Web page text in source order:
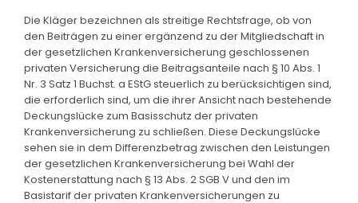
Die Kläger bezeichnen als streitige Rechtsfrage, ob von
den Beiträgen zu einer ergänzend zu der Mitgliedschaft in
der gesetzlichen Krankenversicherung geschlossenen
privaten Versicherung die Beitragsanteile nach § 10 Abs. 1
Nr. 3 Satz 1 Buchst. a EStG steuerlich zu berücksichtigen sind,
die erforderlich sind, um die ihrer Ansicht nach bestehende
Deckungslücke zum Basisschutz der privaten
Krankenversicherung zu schließen. Diese Deckungslücke
sehen sie in dem Differenzbetrag zwischen den Leistungen
der gesetzlichen Krankenversicherung bei Wahl der
Kostenerstattung nach § 13 Abs. 2 SGB V und den im
Basistarif der privaten Krankenversicherungen zu